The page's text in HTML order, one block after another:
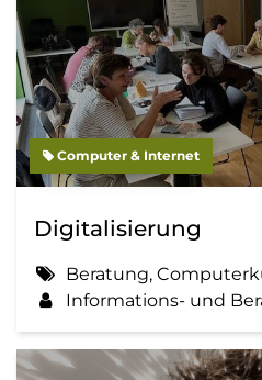
Computer & Internet
Digitalisierung
Beratung,
Informations- und